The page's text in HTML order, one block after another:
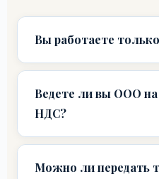
Вы работаете
Ведете ли вы ООО
НДС?
Можно ли передать